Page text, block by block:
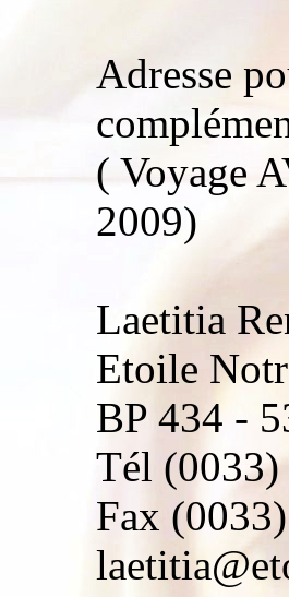
Adresse
( Voyage
2009)
Laetitia
Etoile
BP 434 -
Tél
Fax